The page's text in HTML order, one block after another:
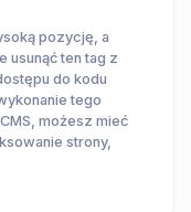
pozycję, a
usunąć ten tag z
do kodu
tego
możesz mieć
strony,